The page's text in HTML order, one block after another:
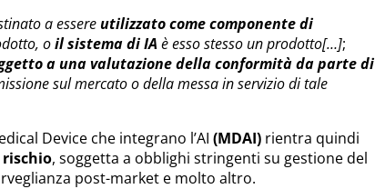
a essereutilizzato come componente di
oil sistema di IA è esso stesso un prodotto[…];
a una valutazione della conformità da parte di
sul mercato o della messa in servizio di tale
Device che integrano l’AI (MDAI) rientra quindi
, soggetta a obblighi stringenti su gestione del
post-market e molto altro.